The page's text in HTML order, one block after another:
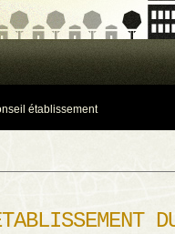
établissement